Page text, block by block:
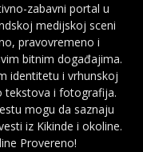
zabavni portal u
medijskoj sceni
pravovremeno i
bitnim događajima.
identitetu i vrhunskoj
tekstova i fotografija.
mogu da saznaju
iz Kikinde i okoline.
Provereno!